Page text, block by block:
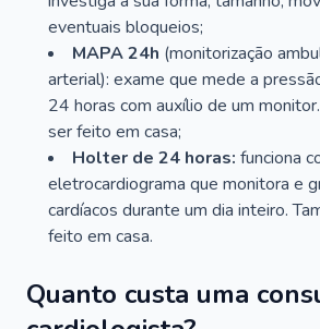
eventuais bloqueios;
MAPA 24h (monitorização
arterial): exame que mede a
24 horas com auxílio de um
ser feito em casa;
Holter de 24 horas: funciona
eletrocardiograma que monitora e
cardíacos durante um dia inteiro.
feito em casa.
Quanto custa uma